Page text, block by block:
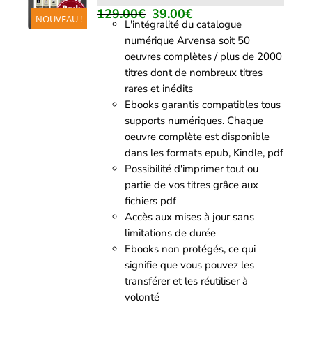
NOUVEAU !
/
DÉTAILS
129.00€ Le
prix
initial
était :
129.00€.
39.00€Le
prix
actuel
est :
39.00€.
L'intégralité du catalogue
numérique Arvensa soit 50
oeuvres complètes / plus de 2000
titres dont de nombreux titres
rares et inédits
Ebooks garantis compatibles tous
supports numériques. Chaque
oeuvre complète est disponible
dans les formats epub, Kindle, pdf
Possibilité d'imprimer tout ou
partie de vos titres grâce aux
fichiers pdf
Accès aux mises à jour sans
limitations de durée
Ebooks non protégés, ce qui
signifie que vous pouvez les
transférer et les réutiliser à
volonté